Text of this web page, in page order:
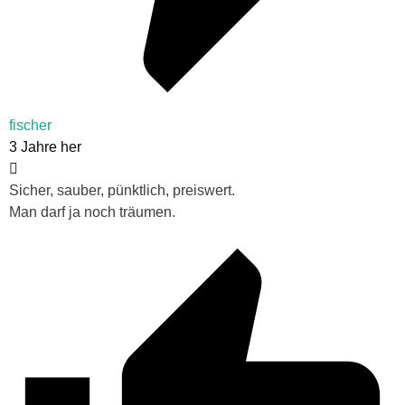
fischer
3 Jahre her
Sicher, sauber, pünktlich, preiswert.
Man darf ja noch träumen.